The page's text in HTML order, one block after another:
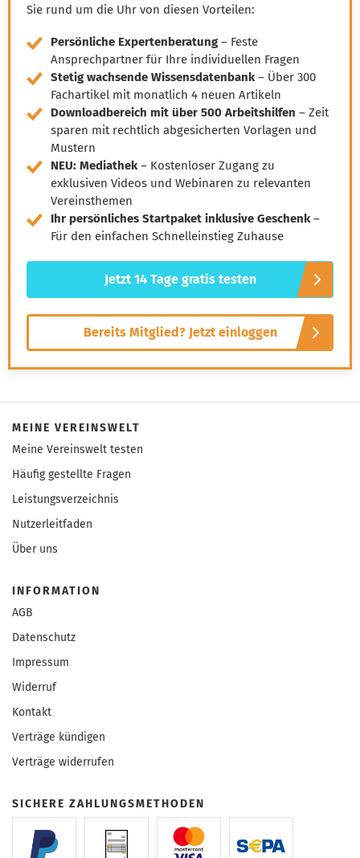
Sie rund um die Uhr von diesen Vorteilen:
Persönliche Expertenberatung– Feste
Ansprechpartner für Ihre individuellen Fragen
Stetig wachsende Wissensdatenbank– Über 300
Fachartikel mit monatlich 4 neuen Artikeln
Downloadbereich mit über 500 Arbeitshilfen – Zeit
sparen mit rechtlich abgesicherten Vorlagen und
Mustern
NEU: Mediathek– Kostenloser Zugang zu
exklusiven Videos und Webinaren zu relevanten
Vereinsthemen
Ihr persönliches Startpaket inklusive Geschenk–
Für den einfachen Schnelleinstieg Zuhause
Jetzt 14 Tage gratis testen
Bereits Mitglied? Jetzt einloggen
MEINE VEREINSWELT
Meine Vereinswelt testen
Häufig gestellte Fragen
Leistungsverzeichnis
Nutzerleitfaden
Über uns
INFORMATION
AGB
Datenschutz
Impressum
Widerruf
Kontakt
Verträge kündigen
Verträge widerrufen
SICHERE ZAHLUNGSMETHODEN